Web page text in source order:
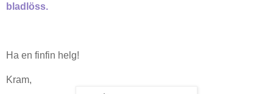
bladlöss.
Ha en finfin helg!
Kram,